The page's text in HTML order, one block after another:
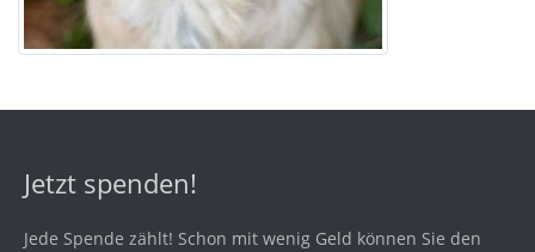
Jetzt spenden!
Jede Spende zählt! Schon mit wenig Geld können Sie den